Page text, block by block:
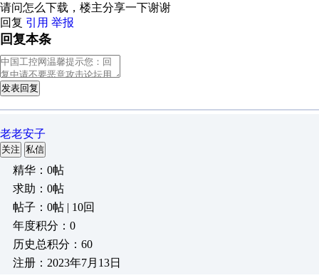
请问怎么下载，楼主分享一下谢谢
回复 引用 举报
回复本条
发表回复
老老安子
关注 私信
精华：0帖
求助：0帖
帖子：0帖 | 10回
年度积分：0
历史总积分：60
注册：2023年7月13日